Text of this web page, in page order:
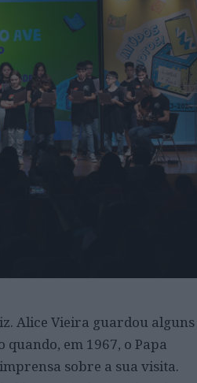
Alice Vieira guardou alguns
em 1967, o Papa
sobre a sua visita.